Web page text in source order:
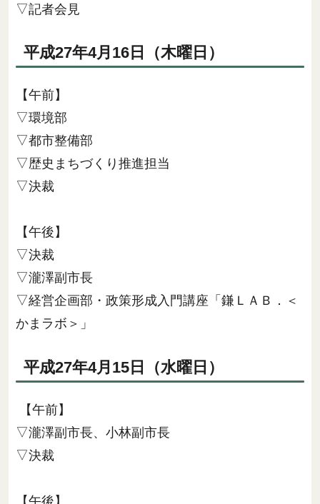
▽記者会見
平成27年4月16日（木曜日）
【午前】
▽環境部
▽都市整備部
▽歴史まちづくり推進担当
▽決裁
【午後】
▽決裁
▽瀧澤副市長
▽経営企画部・政策形成入門講座「鎌ＬＡＢ．＜
かまラボ＞」
平成27年4月15日（水曜日）
【午前】
▽瀧澤副市長、小林副市長
▽決裁
【午後】